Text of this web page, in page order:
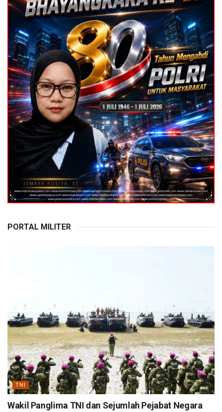
PORTAL MILITER
TNI
Wakil Panglima TNI dan Sejumlah Pejabat Negara